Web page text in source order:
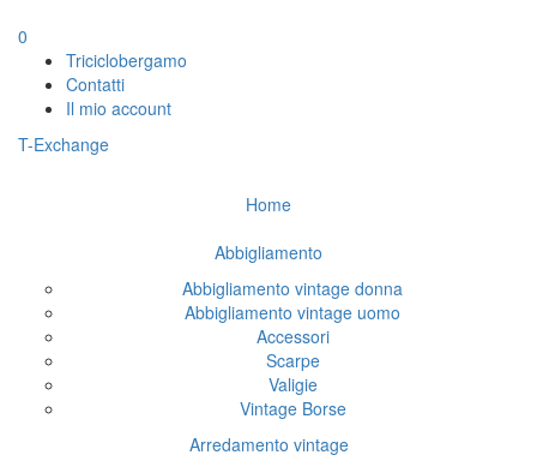
0
Triciclobergamo
Contatti
Il mio account
T-Exchange
Home
Abbigliamento
Abbigliamento vintage donna
Abbigliamento vintage uomo
Accessori
Scarpe
Valigie
Vintage Borse
Arredamento vintage